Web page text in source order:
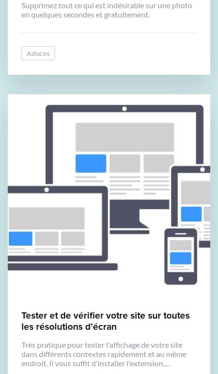
Supprimez tout ce qui est indésirable sur une photo
en quelques secondes et gratuitement.
Astuces
Tester et de vérifier votre site sur toutes
les résolutions d’écran
Très pratique pour tester l'affichage de votre site
dans différents contextes rapidement et au même
endroit. Il vous suffit d'installer l'extension,